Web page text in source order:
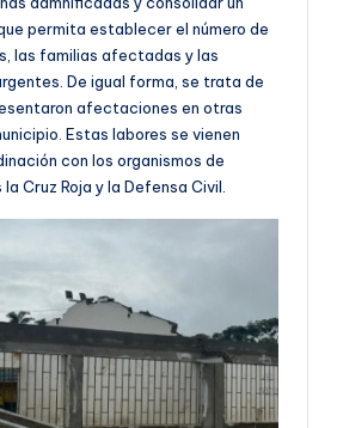
permita establecer el número de
las familias afectadas y las
De igual forma, se trata de
afectaciones en otras
Estas labores se vienen
con los organismos de
Cruz Roja y la Defensa Civil.